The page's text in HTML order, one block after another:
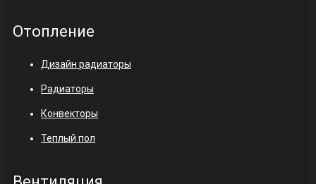
Отопление
Дизайн радиаторы
Радиаторы
Конвекторы
Теплый пол